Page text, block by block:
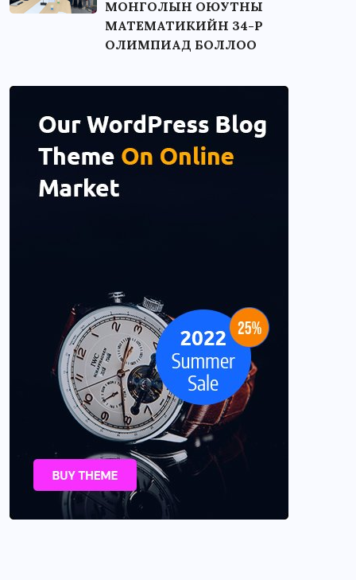
МОНГОЛЫН ОЮУТНЫ
МАТЕМАТИКИЙН 34-Р
ОЛИМПИАД БОЛЛОО